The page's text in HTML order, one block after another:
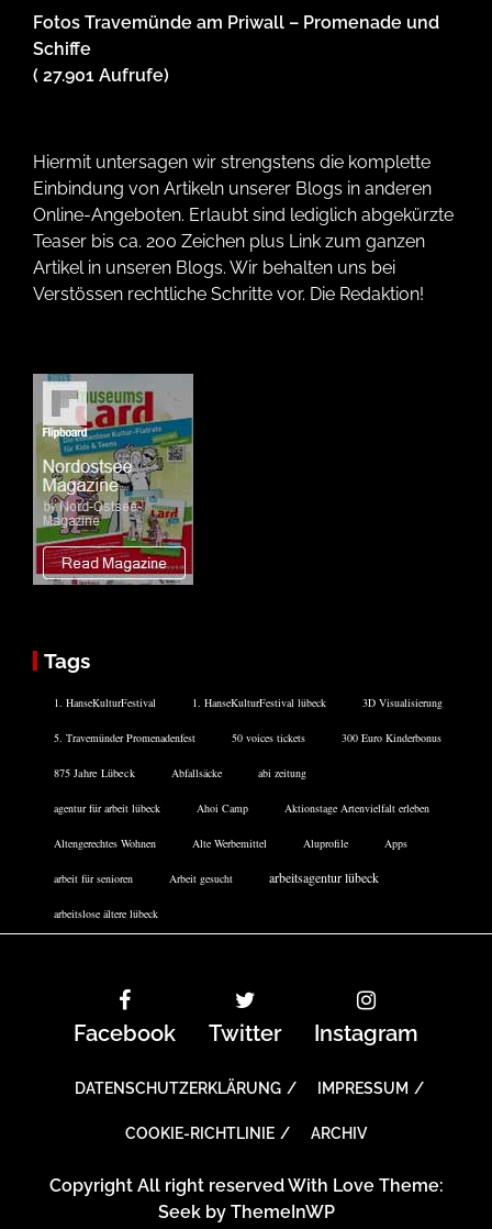
Fotos Travemünde am Priwall – Promenade und
Schiffe
( 27.901 Aufrufe)
Hiermit untersagen wir strengstens die komplette
Einbindung von Artikeln unserer Blogs in anderen
Online-Angeboten. Erlaubt sind lediglich abgekürzte
Teaser bis ca. 200 Zeichen plus Link zum ganzen
Artikel in unseren Blogs. Wir behalten uns bei
Verstössen rechtliche Schritte vor. Die Redaktion!
Tags
1. HanseKulturFestival 1. HanseKulturFestival lübeck 3D Visualisierung
5. Travemünder Promenadenfest 50 voices tickets 300 Euro Kinderbonus
875 Jahre Lübeck Abfallsäcke abi zeitung
agentur für arbeit lübeck Ahoi Camp Aktionstage Artenvielfalt erleben
Altengerechtes Wohnen Alte Werbemittel Aluprofile Apps
arbeit für senioren Arbeit gesucht arbeitsagentur lübeck
arbeitslose ältere lübeck
Facebook Twitter Instagram
DATENSCHUTZERKLÄRUNG IMPRESSUM
COOKIE-RICHTLINIE ARCHIV
Copyright All right reserved With Love Theme:
Seek by ThemeInWP